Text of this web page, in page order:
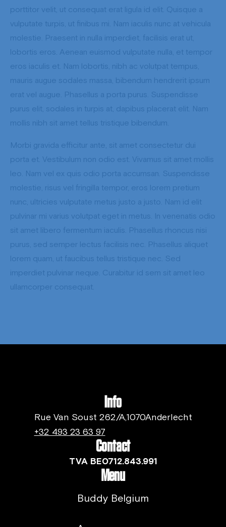
porttitor velit, ut consequat erat ligula id elit. Quisque a
vulputate turpis, ut finibus mi. Nam iaculis nunc at vehicula
molestie. Praesent in nulla imperdiet, facilisis erat ut,
lobortis eros. Aenean euismod vulputate nulla, et tempor
eros iaculis et. Nam lobortis, nibh ac volutpat tempus,
mauris augue sodales massa, bibendum hendrerit ipsum
erat vel augue. Phasellus a porta purus. Suspendisse
purus elit, sodales in turpis at, dapibus placerat elit. Nam
mollis nibh sit amet tellus tristique bibendum.
Morbi gravida efficitur ante, sit amet consectetur dui
porta et. Vestibulum non odio est. Vivamus sit amet mollis
leo. Nam vel ex quis odio porta accumsan. Suspendisse
molestie, risus vel fringilla tempor, eros lorem pretium
nunc, ultricies vulputate metus justo a justo. Nam id elit
pulvinar mi varius volutpat eget in metus. In venenatis odio
sit amet libero fermentum iaculis. Phasellus rhoncus nisi
purus, sed semper lectus facilisis nec. Phasellus aliquet
lorem quam, ut faucibus tellus tristique nec. Sed
imperdiet pulvinar neque. Curabitur id sem sit amet leo
ullamcorper consequat.
Info
Rue Van Soust 262/A,1070Anderlecht
+32 493 23 63 97
Contact
TVA BE0712.843.991
Menu
Buddy Belgium